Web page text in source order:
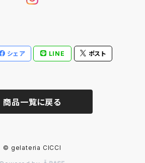
シェア LINE ポスト
商品一覧に戻る
© gelateria CICCI